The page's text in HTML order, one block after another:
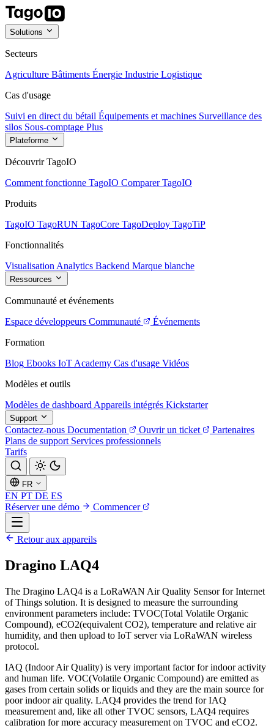
Solutions
Secteurs
Agriculture Bâtiments Énergie Industrie Logistique
Cas d'usage
Suivi en direct du bétail Équipements et machines Surveillance des
silos Sous-comptage Plus
Plateforme
Découvrir TagoIO
Comment fonctionne TagoIO Comparer TagoIO
Produits
TagoIO TagoRUN TagoCore TagoDeploy TagoTiP
Fonctionnalités
Visualisation Analytics Backend Marque blanche
Ressources
Communauté et événements
Espace développeurs Communauté
Événements
Formation
Blog Ebooks IoT Academy Cas d'usage Vidéos
Modèles et outils
Modèles de dashboard Appareils intégrés Kickstarter
Support
Contactez-nous Documentation Ouvrir un ticket
Partenaires
Plans de support Services professionnels
Tarifs
FR
EN PT DE ES
Réserver une démo
Commencer
Retour aux appareils
Dragino LAQ4
The Dragino LAQ4 is a LoRaWAN Air Quality Sensor for Internet
of Things solution. It is designed to measure the surrounding
environment parameters include: TVOC(Total Volatile Organic
Compound), eCO2(equivalent CO2), temperature and relative air
humidity, and then upload to IoT server via LoRaWAN wireless
protocol.
IAQ (Indoor Air Quality) is very important factor for indoor activity
and human life. VOC(Volatile Organic Compound) are emitted as
gases from certain solids or liquids and they are the main source for
poor indoor air quality. LAQ4 provides the trend for IAQ
measurement and, like all other TVOC sensors, LAQ4 requires
calibration for more accuracy measurement on TVOC and eCO2.